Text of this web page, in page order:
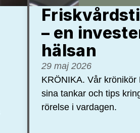
– en
hälsan
29 maj 2026
KRÖNIKA. Vår krönikör
sina tankar och tips
rörelse i vardagen.